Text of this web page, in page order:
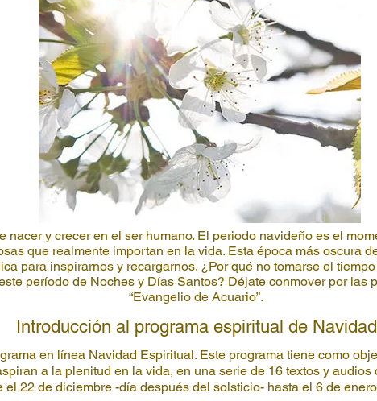
nacer y crecer en el ser humano. El periodo navideño es el
que realmente importan en la vida. Esta época más oscura
para inspirarnos y recargarnos. ¿Por qué no tomarse el
período de Noches y Días Santos? Déjate conmover por las
“Evangelio de Acuario”.
Introducción al programa espiritual de Navidad
en línea Navidad Espiritual. Este programa tiene como
a la plenitud en la vida, en una serie de 16 textos y
el 22 de diciembre -día después del solsticio- hasta el 6 de